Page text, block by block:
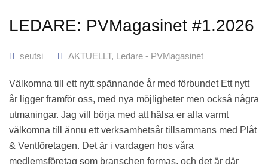
LEDARE: PVMagasinet #1.2026
seutsi AKTUELLT, Ledare - PVMagasinet
Välkomna till ett nytt spännande år med förbundet Ett nytt
år ligger framför oss, med nya möjligheter men också några
utmaningar. Jag vill börja med att hälsa er alla varmt
välkomna till ännu ett verksamhetsår tillsammans med Plåt
& Ventföretagen. Det är i vardagen hos våra
medlemsföretag som branschen formas, och det är där